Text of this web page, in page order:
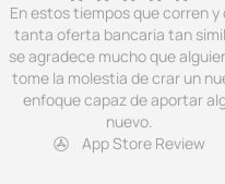
En estos tiempos que corren y
tanta oferta bancaria tan
se agradece mucho que
tome la molestia de crar un
enfoque capaz de aportar
nuevo.
App Store Review